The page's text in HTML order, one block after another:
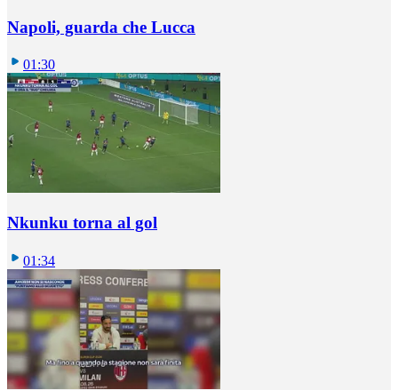
Napoli, guarda che Lucca
01:30
Nkunku torna al gol
01:34